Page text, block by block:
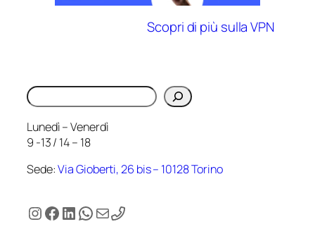
Scopri di più sulla VPN
Cerca
Lunedì – Venerdì
9 -13 / 14 – 18
Sede:Via Gioberti, 26 bis – 10128 Torino
Instagram
Facebook
LinkedIn
WhatsApp
Email